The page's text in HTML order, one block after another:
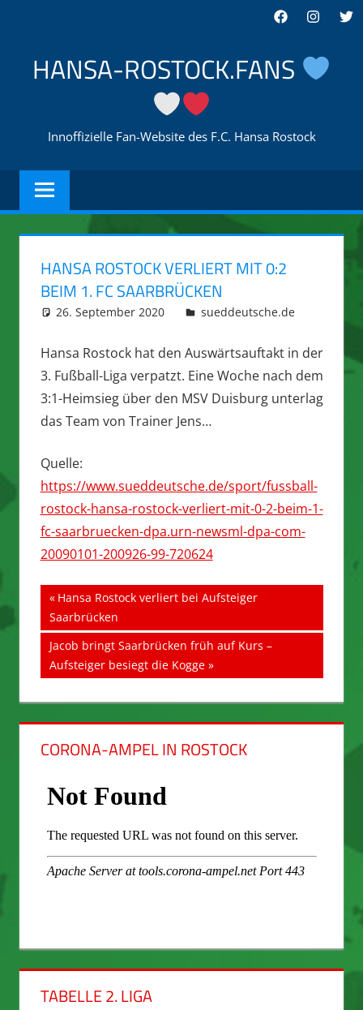
springen
Facebook
HANSA-ROSTOCK.FANS
Innoffizielle Fan-Website des F.C. Hansa Rostock
HANSA ROSTOCK VERLIERT MIT 0:2
BEIM 1. FC SAARBRÜCKEN
26. September 2020 integromat
sueddeutsche.de
Hansa Rostock hat den Auswärtsauftakt in der
3. Fußball-Liga verpatzt. Eine Woche nach dem
3:1-Heimsieg über den MSV Duisburg unterlag
das Team von Trainer Jens…
Quelle:
https://www.sueddeutsche.de/sport/fussball-
rostock-hansa-rostock-verliert-mit-0-2-beim-1-
fc-saarbruecken-dpa.urn-newsml-dpa-com-
20090101-200926-99-720624
Beitragsnavigation
Vorheriger
Beitrag:
Hansa Rostock verliert bei Aufsteiger
Saarbrücken
Nächster
Beitrag:
Jacob bringt Saarbrücken früh auf Kurs –
Aufsteiger besiegt die Kogge
CORONA-AMPEL IN ROSTOCK
TABELLE 2. LIGA